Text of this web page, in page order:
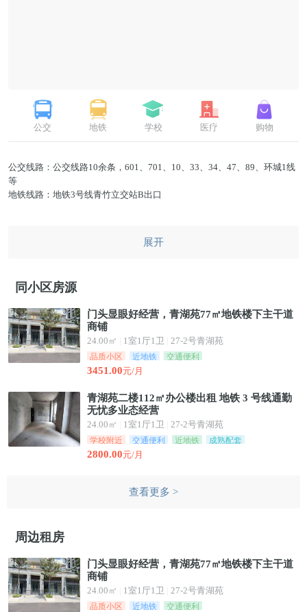
公交 地铁 学校 医疗 购物
公交线路：公交线路10余条，601、701、10、33、34、47、89、环城1线
等
地铁线路：地铁3号线青竹立交站B出口
小学、南宁卓立实验学校、新兴苑幼儿园、二十二中、市三中青秀区等。
综合商场：利克隆超市、绿都百货、琅西农贸市场、方圆荟、会展航洋
展开
同小区房源
门头显眼好经营，青湖苑77㎡地铁楼下主干道
商铺
24.00㎡ 1室1厅1卫 27-2号青湖苑
品质小区 近地铁 交通便利
3451.00元/月
青湖苑二楼112㎡办公楼出租 地铁 3 号线通勤
无忧多业态经营
24.00㎡ 1室1厅1卫 27-2号青湖苑
学校附近 交通便利 近地铁 成熟配套
2800.00元/月
查看更多 >
周边租房
门头显眼好经营，青湖苑77㎡地铁楼下主干道
商铺
24.00㎡ 1室1厅1卫 27-2号青湖苑
品质小区 近地铁 交通便利